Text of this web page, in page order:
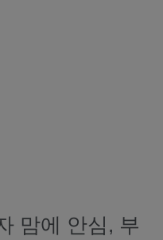
맘에 안심, 부